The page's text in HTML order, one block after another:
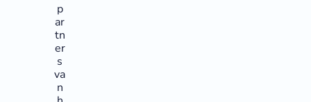
p
ar
tn
er
s
va
n